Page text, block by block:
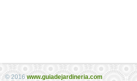
© 2016 www.guiadejardineria.com